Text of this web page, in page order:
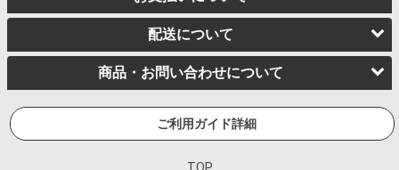
配送について
商品・お問い合わせについて
ご利用ガイド詳細